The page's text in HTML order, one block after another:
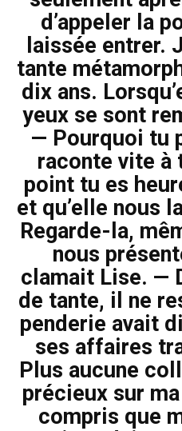
d’appeler la
laissée entrer.
tante
dix ans.
yeux se sont
— Pourquoi tu
raconte vite à
point tu es
et qu’elle nous
Regarde-la,
nous
clamait Lise. —
de tante, il ne
penderie avait
ses affaires
Plus aucune
précieux sur
compris que